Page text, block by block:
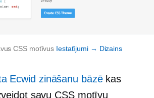
CSS motīvus Iestatījumi → Dizains
Ecwid zināšanu bāzēkas
savu CSS motīvu